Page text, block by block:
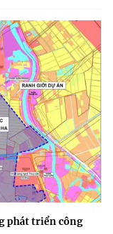
phát triển công